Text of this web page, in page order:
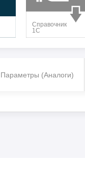
Параметры (Aналоги)